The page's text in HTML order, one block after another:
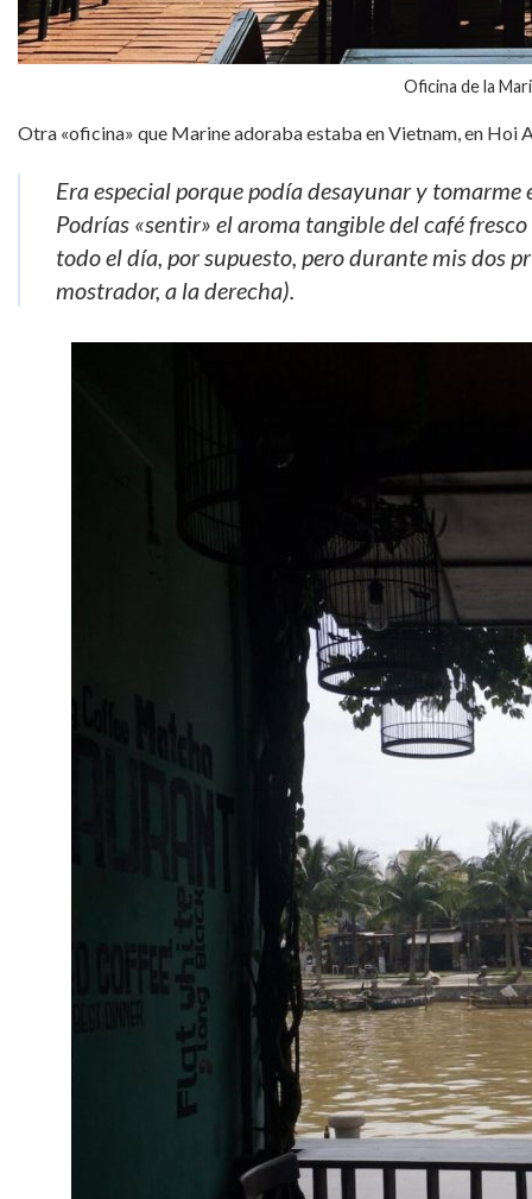
Oficina de la
Otra «oficina» que Marine adoraba estaba en Vietnam, en Hoi
Era especial porque podía desayunar y
Podrías «sentir» el aroma tangible del café
todo el día, por supuesto, pero durante mis dos
mostrador, a la derecha).